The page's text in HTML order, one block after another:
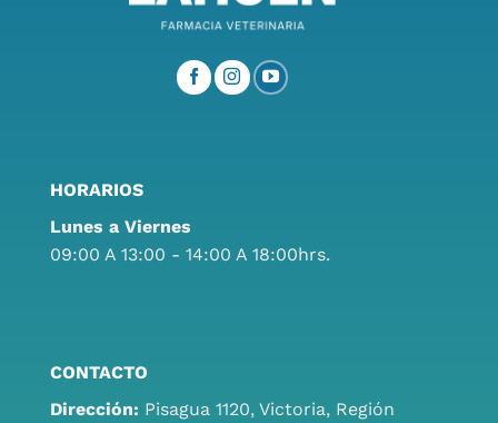
HORARIOS
Lunes a Viernes
09:00 A 13:00 - 14:00 A 18:00hrs.
CONTACTO
Dirección: Pisagua 1120, Victoria, Región